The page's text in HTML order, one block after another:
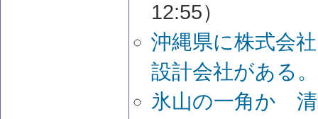
12:55）
沖縄県に株式会
設計会社がある
氷山の一角か 清